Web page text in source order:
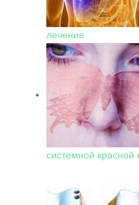
лечение
системной красной